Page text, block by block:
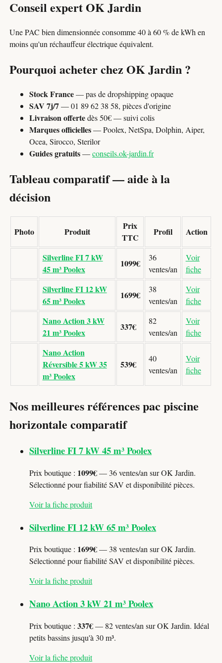
Conseil expert OK Jardin
Une PAC bien dimensionnée consomme 40 à 60 % de kWh en
moins qu'un réchauffeur électrique équivalent.
Pourquoi acheter chez OK Jardin ?
Stock France— pas de dropshipping opaque
SAV 7j/7— 01 89 62 38 58, pièces d'origine
Livraison offertedès 50€ — suivi colis
Marques officielles— Poolex, NetSpa, Dolphin, Aiper,
Ocea, Sirocco, Sterilor
Guides gratuits—conseils.ok-jardin.fr
Tableau comparatif — aide à la
décision
Photo Produit
Prix
TTC
Profil Action
Silverline FI 7 kW
45 m³ Poolex
1099€
36
ventes/an
Voir
fiche
Silverline FI 12 kW
65 m³ Poolex
1699€
38
ventes/an
Voir
fiche
Nano Action 3 kW
21 m³ Poolex
337€
82
ventes/an
Voir
fiche
Nano Action
Réversible 5 kW 35
m³ Poolex
539€
40
ventes/an
Voir
fiche
Nos meilleures références pac piscine
horizontale comparatif
Silverline FI 7 kW 45 m³ Poolex
Prix boutique : 1099€— 36 ventes/an sur OK Jardin.
Sélectionné pour fiabilité SAV et disponibilité pièces.
Voir la fiche produit
Silverline FI 12 kW 65 m³ Poolex
Prix boutique : 1699€— 38 ventes/an sur OK Jardin.
Sélectionné pour fiabilité SAV et disponibilité pièces.
Voir la fiche produit
Nano Action 3 kW 21 m³ Poolex
Prix boutique :337€— 82 ventes/an sur OK Jardin. Idéal
petits bassins jusqu'à 30 m³.
Voir la fiche produit